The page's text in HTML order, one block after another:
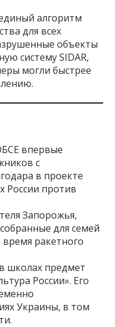
алгоритм
для всех
объекты
систему SIDAR,
могли быстрее
впервые
с
в проекте
России против
Запорожья,
для семей
ракетного
в школах предмет
России». Его
Украины, в том